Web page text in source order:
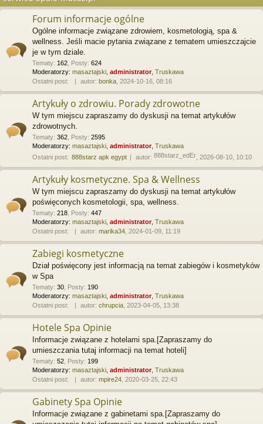
Forum informacje ogólne
Ogólne informacje związane zdrowiem, kosmetologią, spa &
wellness. Jeśli macie pytania związane z tematem umieszczajcie
je w tym dziale.
Tematy: 162 Posty: 624
Moderatorzy: masaztajski administrator, Truskawa
Ostatni post:
autor: bonka , 2024-10-16, 08:16
Artykuły o zdrowiu. Porady zdrowotne
W tym miejscu zapraszamy do dyskusji na temat artykułów
zdrowotnych.
Tematy: 362 Posty: 2595
Moderatorzy: masaztajski administrator, Truskawa
Ostatni post: 888starz apk egypt autor: 888starz_edEr , 2026-08-10, 10:10
Artykuły kosmetyczne. Spa & Wellness
W tym miejscu zapraszamy do dyskusji na temat artykułów
poświęconych kosmetologii, spa, wellness.
Tematy: 218 Posty: 447
Moderatorzy: masaztajski administrator, Truskawa
Ostatni post:
autor: marika34 , 2024-01-09, 11:19
Zabiegi kosmetyczne
Dział poświęcony jest informacją na temat zabiegów i kosmetyków
w Spa
Tematy: 30 Posty: 190
Moderatorzy: masaztajski administrator, Truskawa
Ostatni post:
autor: chrupcia , 2023-04-05, 13:38
Hotele Spa Opinie
Informacje związane z hotelami spa.[Zapraszamy do
umieszczania tutaj informacji na temat hoteli]
Tematy: 52 Posty: 199
Moderatorzy: masaztajski administrator, Truskawa
Ostatni post:
autor: mpire24 , 2020-03-25, 22:43
Gabinety Spa Opinie
Informacje związane z gabinetami spa.[Zapraszamy do